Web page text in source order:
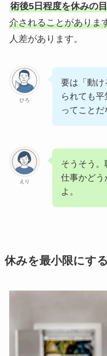
術後5日程度を休みの
介されることがありま
人差があります。
ひろ
要は「動け
られても
ってことだ
えり
そうそう。
仕事かどう
よ。
休みを最小限にす